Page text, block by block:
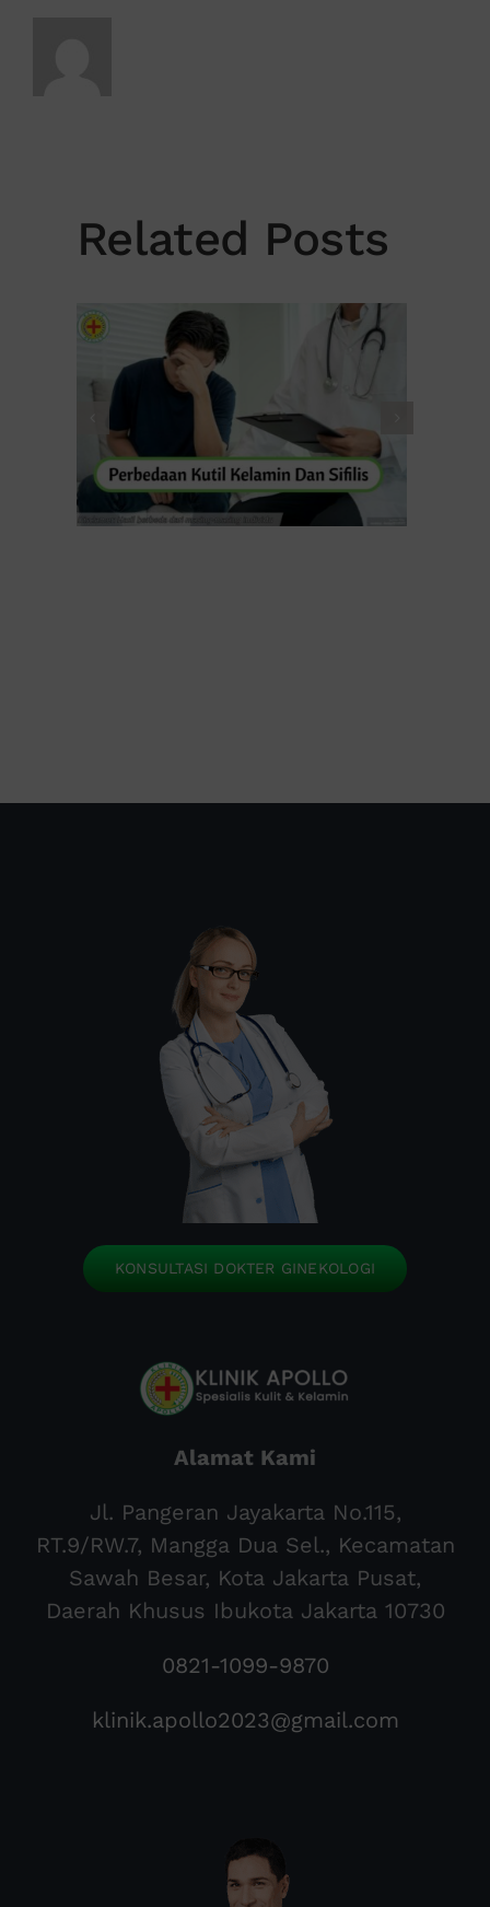
Related Posts
KONSULTASI DOKTER GINEKOLOGI
Alamat Kami
Jl. Pangeran Jayakarta No.115,
RT.9/RW.7, Mangga Dua Sel., Kecamatan
Sawah Besar, Kota Jakarta Pusat,
Daerah Khusus Ibukota Jakarta 10730
0821-1099-9870
klinik.apollo2023@gmail.com